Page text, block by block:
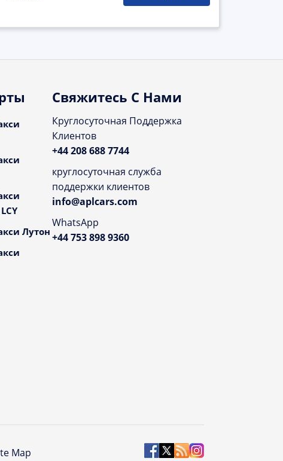
Лутон
Свяжитесь С Нами
Круглосуточная Поддержка
Клиентов
+44 208 688 7744
круглосуточная служба
поддержки клиентов
info@aplcars.com
WhatsApp
+44 753 898 9360
Map